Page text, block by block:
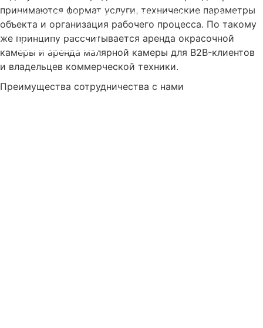
Профессионально подготовленное окрасочное
пространство для коммерческой и специальной техники
Оставить заявку
принимаются формат услуги, технические параметры
объекта и организация рабочего процесса. По такому
же принципу рассчитывается аренда окрасочной
камеры и аренда малярной камеры для B2B-клиентов
и владельцев коммерческой техники.
Преимущества сотрудничества с нами